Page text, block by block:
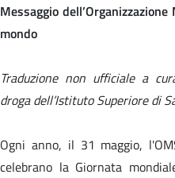
Messaggio
mondo
Traduzione non ufficiale a
droga dell’Istituto Superiore di
Ogni anno, il 31 maggio,
celebrano la Giornata